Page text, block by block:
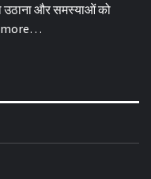
उठाना और समस्याओं को
more…